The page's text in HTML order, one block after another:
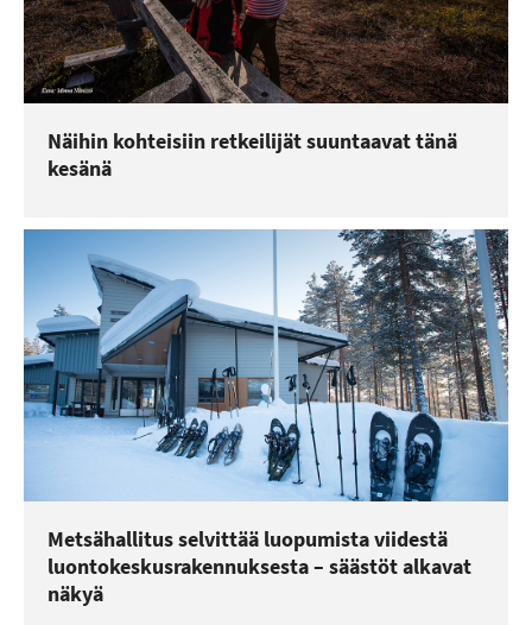
Näihin kohteisiin retkeilijät suuntaavat tänä
kesänä
Metsähallitus selvittää luopumista viidestä
luontokeskusrakennuksesta – säästöt alkavat
näkyä